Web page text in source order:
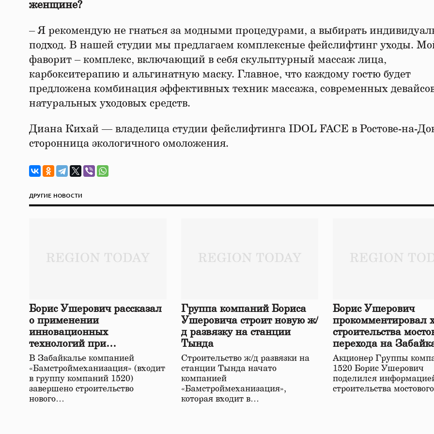
женщине?
– Я рекомендую не гнаться за модными процедурами, а выбирать
подход. В нашей студии мы предлагаем комплексные фейслифтинг уходы.
фаворит – комплекс, включающий в себя скульптурный массаж лица,
карбокситерапию и альгинатную маску. Главное, что каждому гостю будет
предложена комбинация эффективных техник массажа, современных
натуральных уходовых средств.
Диана Кихай — владелица студии фейслифтинга IDOL FACE в Ростове-на-
сторонница экологичного омоложения.
ДРУГИЕ НОВОСТИ
Борис Ушерович рассказал
о применении
инновационных
технологий при
строительстве нового моста
в Забайкалье
В Забайкалье компанией
«Бамстроймеханизация» (входит
в группу компаний 1520)
завершено строительство
нового…
Группа компаний Бориса
Ушеровича строит новую ж/
д развязку на станции
Тында
Строительство ж/д развязки на
станции Тында начато
компанией
«Бамстроймеханизация»,
которая входит в…
Борис Ушерович
прокомментировал
строительства
перехода на
железной дороге
Акционер Группы
1520 Борис Ушерович
поделился
строительства